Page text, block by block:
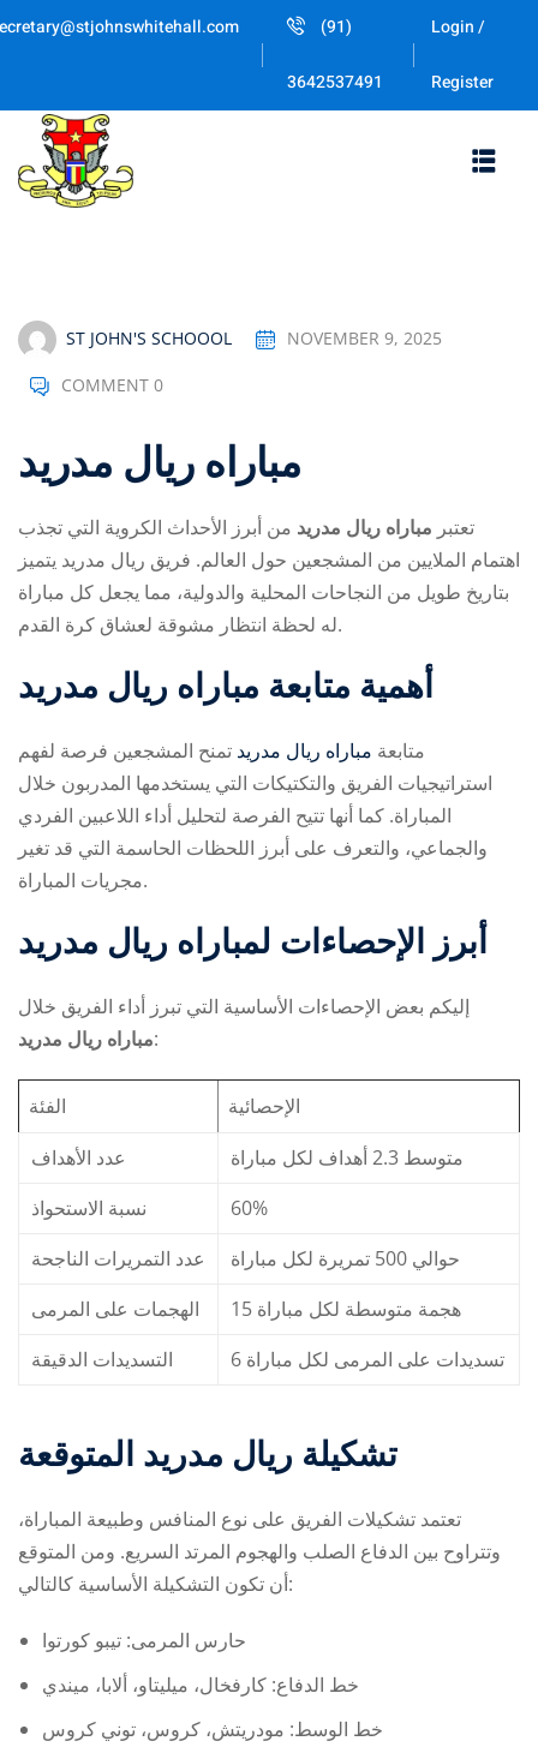
Skip
(91)
3642537491
Login /
Register
ST JOHN'S SCHOOOL NOVEMBER 9, 2025
COMMENT 0
مباراه ريال مدريد
تعتبر مباراه ريال مدريد من أبرز الأحداث الكروية التي تجذب
اهتمام الملايين من المشجعين حول العالم. فريق ريال مدريد يتميز
بتاريخ طويل من النجاحات المحلية والدولية، مما يجعل كل مباراة
له لحظة انتظار مشوقة لعشاق كرة القدم.
أهمية متابعة مباراه ريال مدريد
متابعة مباراه ريال مدريد تمنح المشجعين فرصة لفهم
استراتيجيات الفريق والتكتيكات التي يستخدمها المدربون خلال
المباراة. كما أنها تتيح الفرصة لتحليل أداء اللاعبين الفردي
والجماعي، والتعرف على أبرز اللحظات الحاسمة التي قد تغير
مجريات المباراة.
أبرز الإحصاءات لمباراه ريال مدريد
إليكم بعض الإحصاءات الأساسية التي تبرز أداء الفريق خلال
مباراه ريال مدريد:
الفئة
الإحصائية
عدد الأهداف
متوسط 2.3 أهداف لكل مباراة
نسبة الاستحواذ
60%
عدد التمريرات الناجحة
حوالي 500 تمريرة لكل مباراة
الهجمات على المرمى
15 هجمة متوسطة لكل مباراة
التسديدات الدقيقة
6 تسديدات على المرمى لكل مباراة
تشكيلة ريال مدريد المتوقعة
تعتمد تشكيلات الفريق على نوع المنافس وطبيعة المباراة،
وتتراوح بين الدفاع الصلب والهجوم المرتد السريع. ومن المتوقع
أن تكون التشكيلة الأساسية كالتالي:
حارس المرمى: تيبو كورتوا
خط الدفاع: كارفخال، ميليتاو، ألابا، ميندي
خط الوسط: مودريتش، كروس، توني كروس